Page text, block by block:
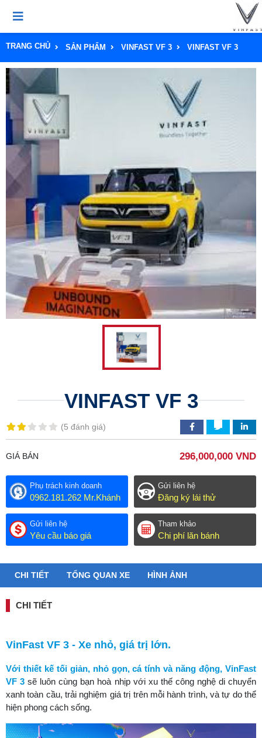
TRANG CHỦ SẢN PHẨM VINFAST VF 3 VINFAST VF 3
VINFAST VF 3
(5 đánh giá)
GIÁ BÁN 296,000,000 VND
Phụ trách kinh doanh
0962.181.262 Mr.Khánh
Gửi liên hệ
Yêu cầu báo giá
Gửi liên hệ
Đăng ký lái thử
Tham khảo
Chi phí lăn bánh
CHI TIẾT TỔNG QUAN XE HÌNH ẢNH
CHI TIẾT
VinFast VF 3 - Xe nhỏ, giá trị lớn.
Với thiết kế tối giản, nhỏ gọn, cá tính và năng động, VinFast
VF 3sẽ luôn cùng bạn hoà nhịp với xu thế công nghệ di chuyển
xanh toàn cầu, trải nghiệm giá trị trên mỗi hành trình, và tự do thể
hiện phong cách sống.